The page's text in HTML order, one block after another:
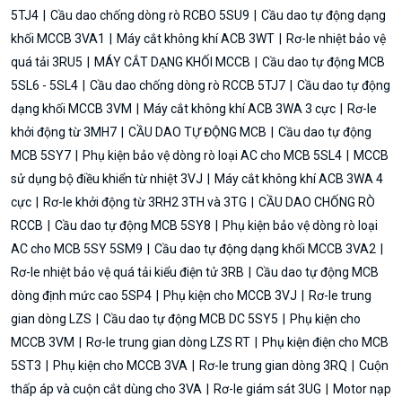
5TJ4
Cầu dao chống dòng rò RCBO 5SU9
Cầu dao tự động dạng
khối MCCB 3VA1
Máy cắt không khí ACB 3WT
Rơ-le nhiệt bảo vệ
quá tải 3RU5
MÁY CẮT DẠNG KHỐI MCCB
Cầu dao tự động MCB
5SL6 - 5SL4
Cầu dao chống dòng rò RCCB 5TJ7
Cầu dao tự động
dạng khối MCCB 3VM
Máy cắt không khí ACB 3WA 3 cực
Rơ-le
khởi động từ 3MH7
CẦU DAO TỰ ĐỘNG MCB
Cầu dao tự động
MCB 5SY7
Phụ kiện bảo vệ dòng rò loại AC cho MCB 5SL4
MCCB
sử dụng bộ điều khiển từ nhiệt 3VJ
Máy cắt không khí ACB 3WA 4
cực
Rơ-le khởi động từ 3RH2 3TH và 3TG
CẦU DAO CHỐNG RÒ
RCCB
Cầu dao tự động MCB 5SY8
Phụ kiện bảo vệ dòng rò loại
AC cho MCB 5SY 5SM9
Cầu dao tự động dạng khối MCCB 3VA2
Rơ-le nhiệt bảo vệ quá tải kiểu điện tử 3RB
Cầu dao tự động MCB
dòng định mức cao 5SP4
Phụ kiện cho MCCB 3VJ
Rơ-le trung
gian dòng LZS
Cầu dao tự động MCB DC 5SY5
Phụ kiện cho
MCCB 3VM
Rơ-le trung gian dòng LZS RT
Phụ kiện điện cho MCB
5ST3
Phụ kiện cho MCCB 3VA Rơ-le trung gian dòng 3RQ
Cuộn
thấp áp và cuộn cắt dùng cho 3VA
Rơ-le giám sát 3UG
Motor nạp